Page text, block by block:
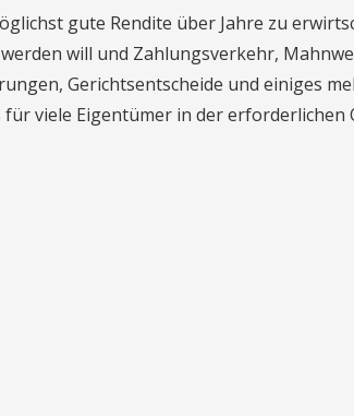
gute Rendite über Jahre zu
will und Zahlungsverkehr,
Gerichtsentscheide und einiges
viele Eigentümer in der erforderlichen